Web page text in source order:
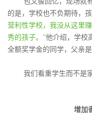
的是，学校也不负期待，
营利性学校，我没从这里
秀的孩子。”他介绍，学校
全额奖学金的同学，父亲
我们看重学生而不是
增加